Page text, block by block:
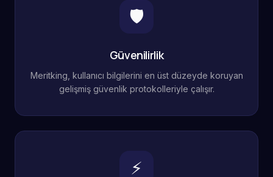
🛡️
Güvenilirlik
Meritking, kullanıcı bilgilerini en üst düzeyde koruyan
gelişmiş güvenlik protokolleriyle çalışır.
⚡